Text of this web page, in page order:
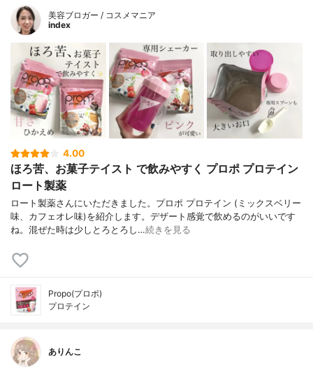
美容ブロガー / コスメマニア
index
4.00
ほろ苦、お菓子テイスト で飲みやすく プロポ プロテイン
ロート製薬
ロート製薬さんにいただきました。プロポ プロテイン (ミックスベリー
味、カフェオレ味)を紹介します。デザート感覚で飲めるのがいいです
ね。混ぜた時は少しとろとろし…続きを見る
Propo(プロポ)
プロテイン
ありんこ